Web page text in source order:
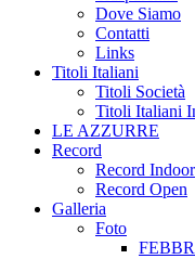
Dove Siamo
Contatti
Links
Titoli Italiani
Titoli Società
Titoli Italiani
LE AZZURRE
Record
Record Indoor
Record Open
Galleria
Foto